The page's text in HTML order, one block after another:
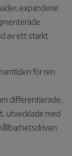
expanderar
av ett starkt
för ren
differentierade,
utvecklade med